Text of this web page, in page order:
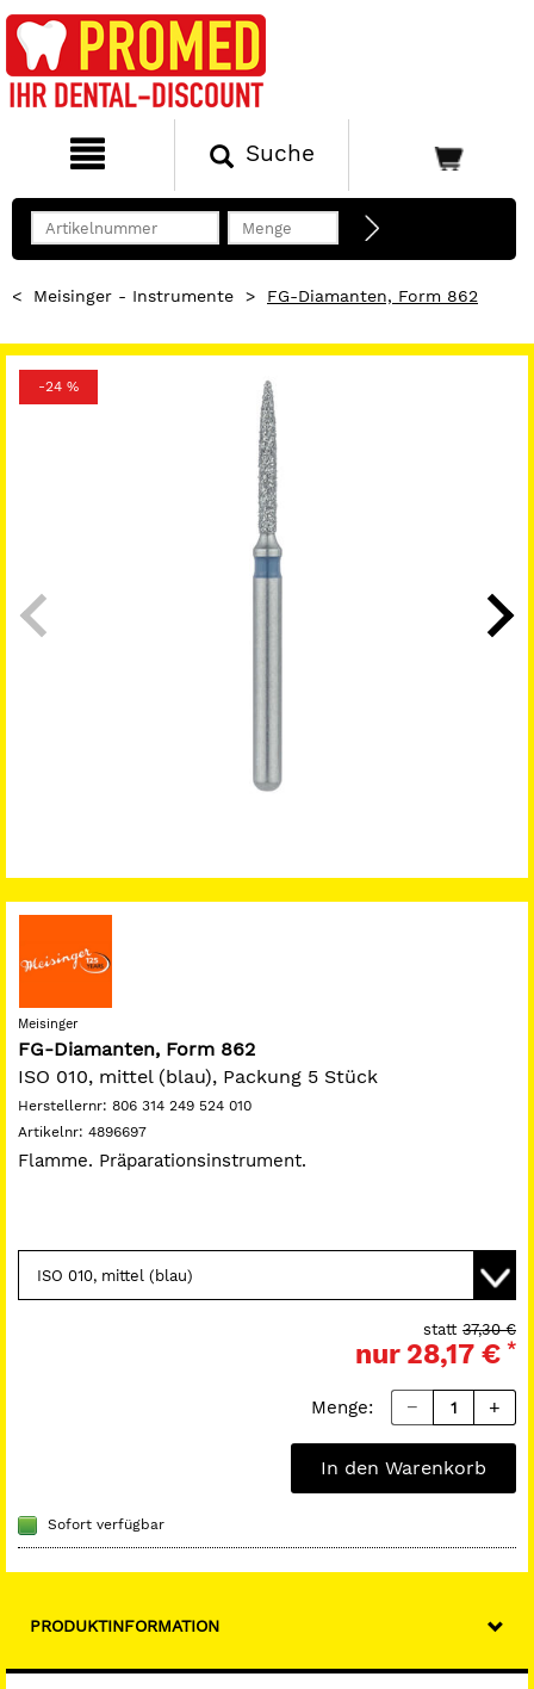
Suche
< Meisinger - Instrumente > FG-Diamanten, Form 862
-24 %
Meisinger
FG-Diamanten, Form 862
ISO 010, mittel (blau), Packung 5 Stück
Herstellernr: 806 314 249 524 010
Artikelnr: 4896697
Flamme. Präparationsinstrument.
37,30 €
statt
nur 28,17 € *
Menge:
In den Warenkorb
Sofort verfügbar
PRODUKTINFORMATION